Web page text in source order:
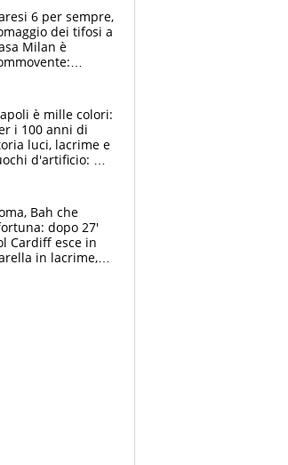
dei tifosi
6 per sempre,
dei tifosi a
Milan è
è mille colori:
i 100 anni di
luci, lacrime e
d'artificio: De
Bah che
dopo 27'
Cardiff esce in
in lacrime,